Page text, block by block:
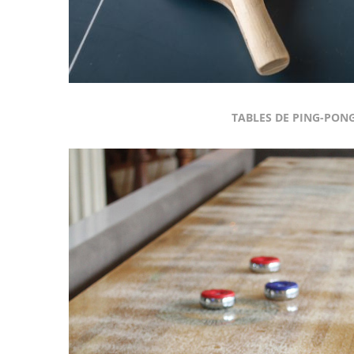
TABLES DE PING-